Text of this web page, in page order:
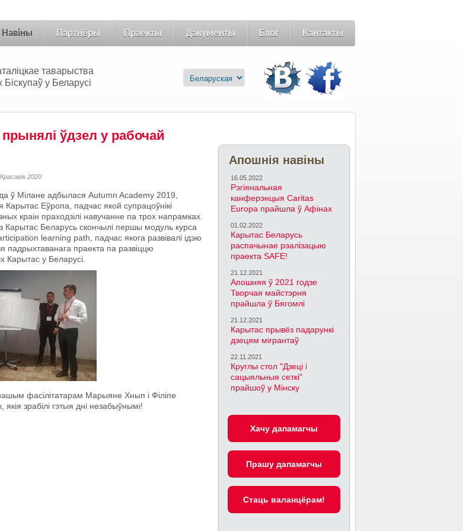
Навіны Партнёры Праекты Дакументы Блог Кантакты
таварыства
у Беларусі
Апошнія навіны
16.05.2022
Рэгіянальная
канферэнцыя Caritas
Europa прайшла ў Афінах
01.02.2022
Карытас Беларусь
распачынае рэалізацыю
праекта SAFE!
21.12.2021
Апошняя ў 2021 годзе
Творчая майстэрня
прайшла ў Бягомлі
21.12.2021
Карытас прывёз падарункі
дзецям мігрантаў
22.11.2021
Круглы стол "Дзеці і
сацыяльныя сеткі"
прайшоў у Мінску
Хачу дапамагчы
Прашу дапамагчы
Cтаць валанцёрам!
ўдзел у рабочай
2020
ў Мiлане адбылася Autumn Academy 2019,
Карытас Еўропа, падчас якой супрацоўнiкi
краiн праходзiлi навучанне па трох напрамках.
Карытас Беларусь скончылi першы модуль курса
learning path, падчас якога развівалі ідэю
падрыхтаванага праекта па развіццю
Карытас у Беларусі.
фасiлiтатарам Марыяне Хнып і Філіпе
зрабiлi гэтыя днi незабыўнымi!